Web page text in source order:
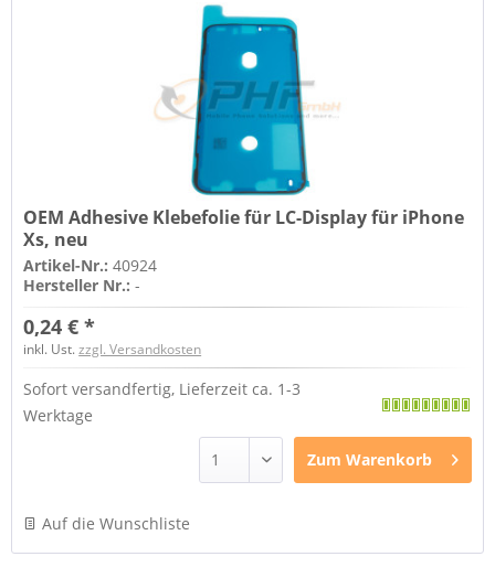
OEM Adhesive Klebefolie für LC-Display für iPhone
Xs, neu
Artikel-Nr.:40924
Hersteller Nr.:-
0,24 € *
inkl. Ust.zzgl. Versandkosten
Sofort versandfertig, Lieferzeit ca. 1-3
Werktage
Zum Warenkorb
Auf die Wunschliste